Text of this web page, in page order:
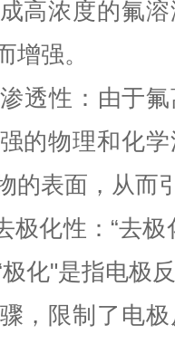
高浓度的氟
增强。
透性：由于
的物理和化
的表面，从而
极化性：“去
化"是指电极
，限制了电